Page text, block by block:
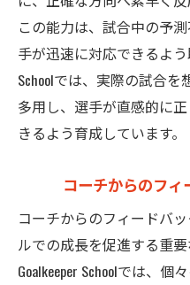
この能力は、試合中の予
手が迅速に対応できるよう
Schoolでは、実際の試合
多用し、選手が直感的に
きるよう育成しています。
コーチからのフ
コーチからのフィードバ
ルでの成長を促進する重要
Goalkeeper Schoolでは、